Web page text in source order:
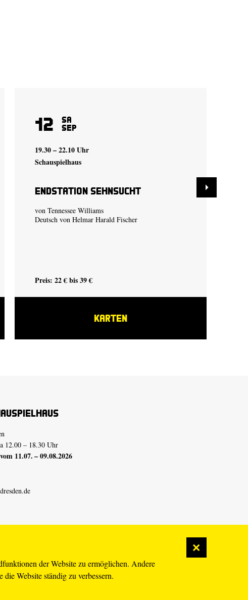
der Website zu ermöglichen. Andere
Website ständig zu verbessern.
12 Sa
Sep
19.30 – 22.10 Uhr
Schauspielhaus
Endstation Sehnsucht
von Tennessee Williams
Deutsch von Helmar Harald Fischer
Preis: 22 € bis 39 €
KARTEN
12.00 – 18.30 Uhr
11.07. – 09.08.2026